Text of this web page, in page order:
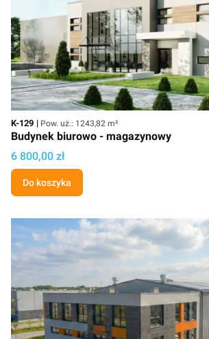
Kod
K-129 Powierzchnia użytkowa
Pow. uż.: 1243,82 m²
Budynek biurowo - magazynowy
Cena projektu
6 800,00 zł
Do koszyka